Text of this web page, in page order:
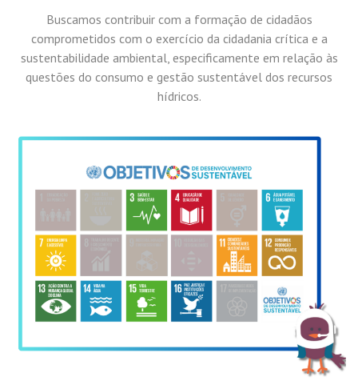
Buscamos contribuir com a formação de cidadãos
comprometidos com o exercício da cidadania crítica e a
sustentabilidade ambiental, especificamente em relação às
questões do consumo e gestão sustentável dos recursos
hídricos.